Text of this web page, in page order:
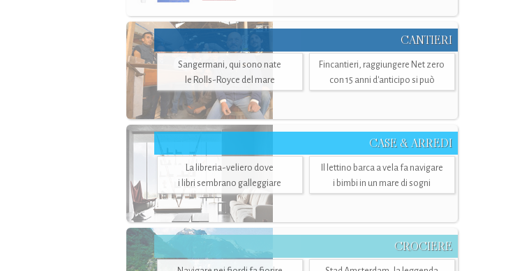
CANTIERI
Sangermani, qui sono nate
le Rolls-Royce del mare
Fincantieri, raggiungere Net zero
con 15 anni d'anticipo si può
CASE & ARREDI
La libreria-veliero dove
i libri sembrano galleggiare
Il lettino barca a vela fa navigare
i bimbi in un mare di sogni
CROCIERE